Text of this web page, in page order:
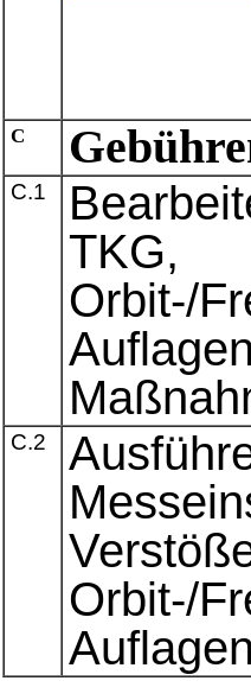
C
C.1
TKG,
Orbit-/
C.2
Orbit-/
Auflagen